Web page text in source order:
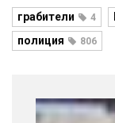
грабители 4
полиция 806